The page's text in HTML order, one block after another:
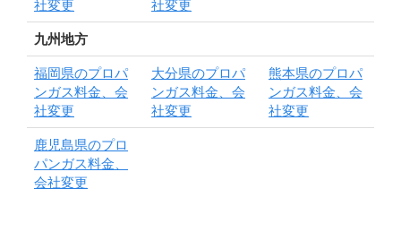
社変更
社変更
九州地方
福岡県のプロパ
ンガス料金、会
社変更
大分県のプロパ
ンガス料金、会
社変更
熊本県のプロパ
ンガス料金、会
社変更
鹿児島県のプロ
パンガス料金、
会社変更